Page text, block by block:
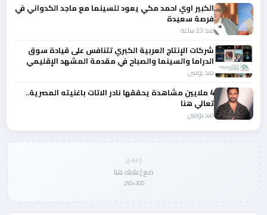
الكبير اوي احمد مكي يعود للسينما مع ماجد الكدواني في
فرصة سعيدة
منذ 23 ساعة
شركات الإنتاج العربية الكبري تتنافس على قيادة سوق
الدراما والسينما والصباح في مقدمة المشهد الإقليمي
منذ يومين
4 ملايين مشاهدة يحققها نادر الاتات باغنيته المصرية..
تعالي هنا
منذ يومين
إعلان
ضع إعلانك هنا
300×250